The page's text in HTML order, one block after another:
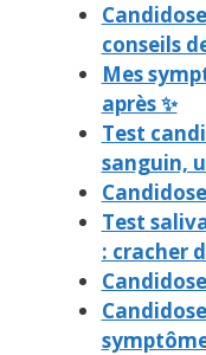
conseils
Mes
après ✨
Test
sanguin,
Test
: cracher